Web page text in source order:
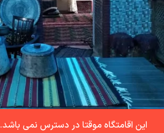
این اقامتگاه موقتا در دسترس نمی باشد.